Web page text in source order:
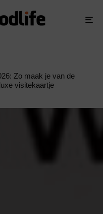
Zo maak je van de
visitekaartje